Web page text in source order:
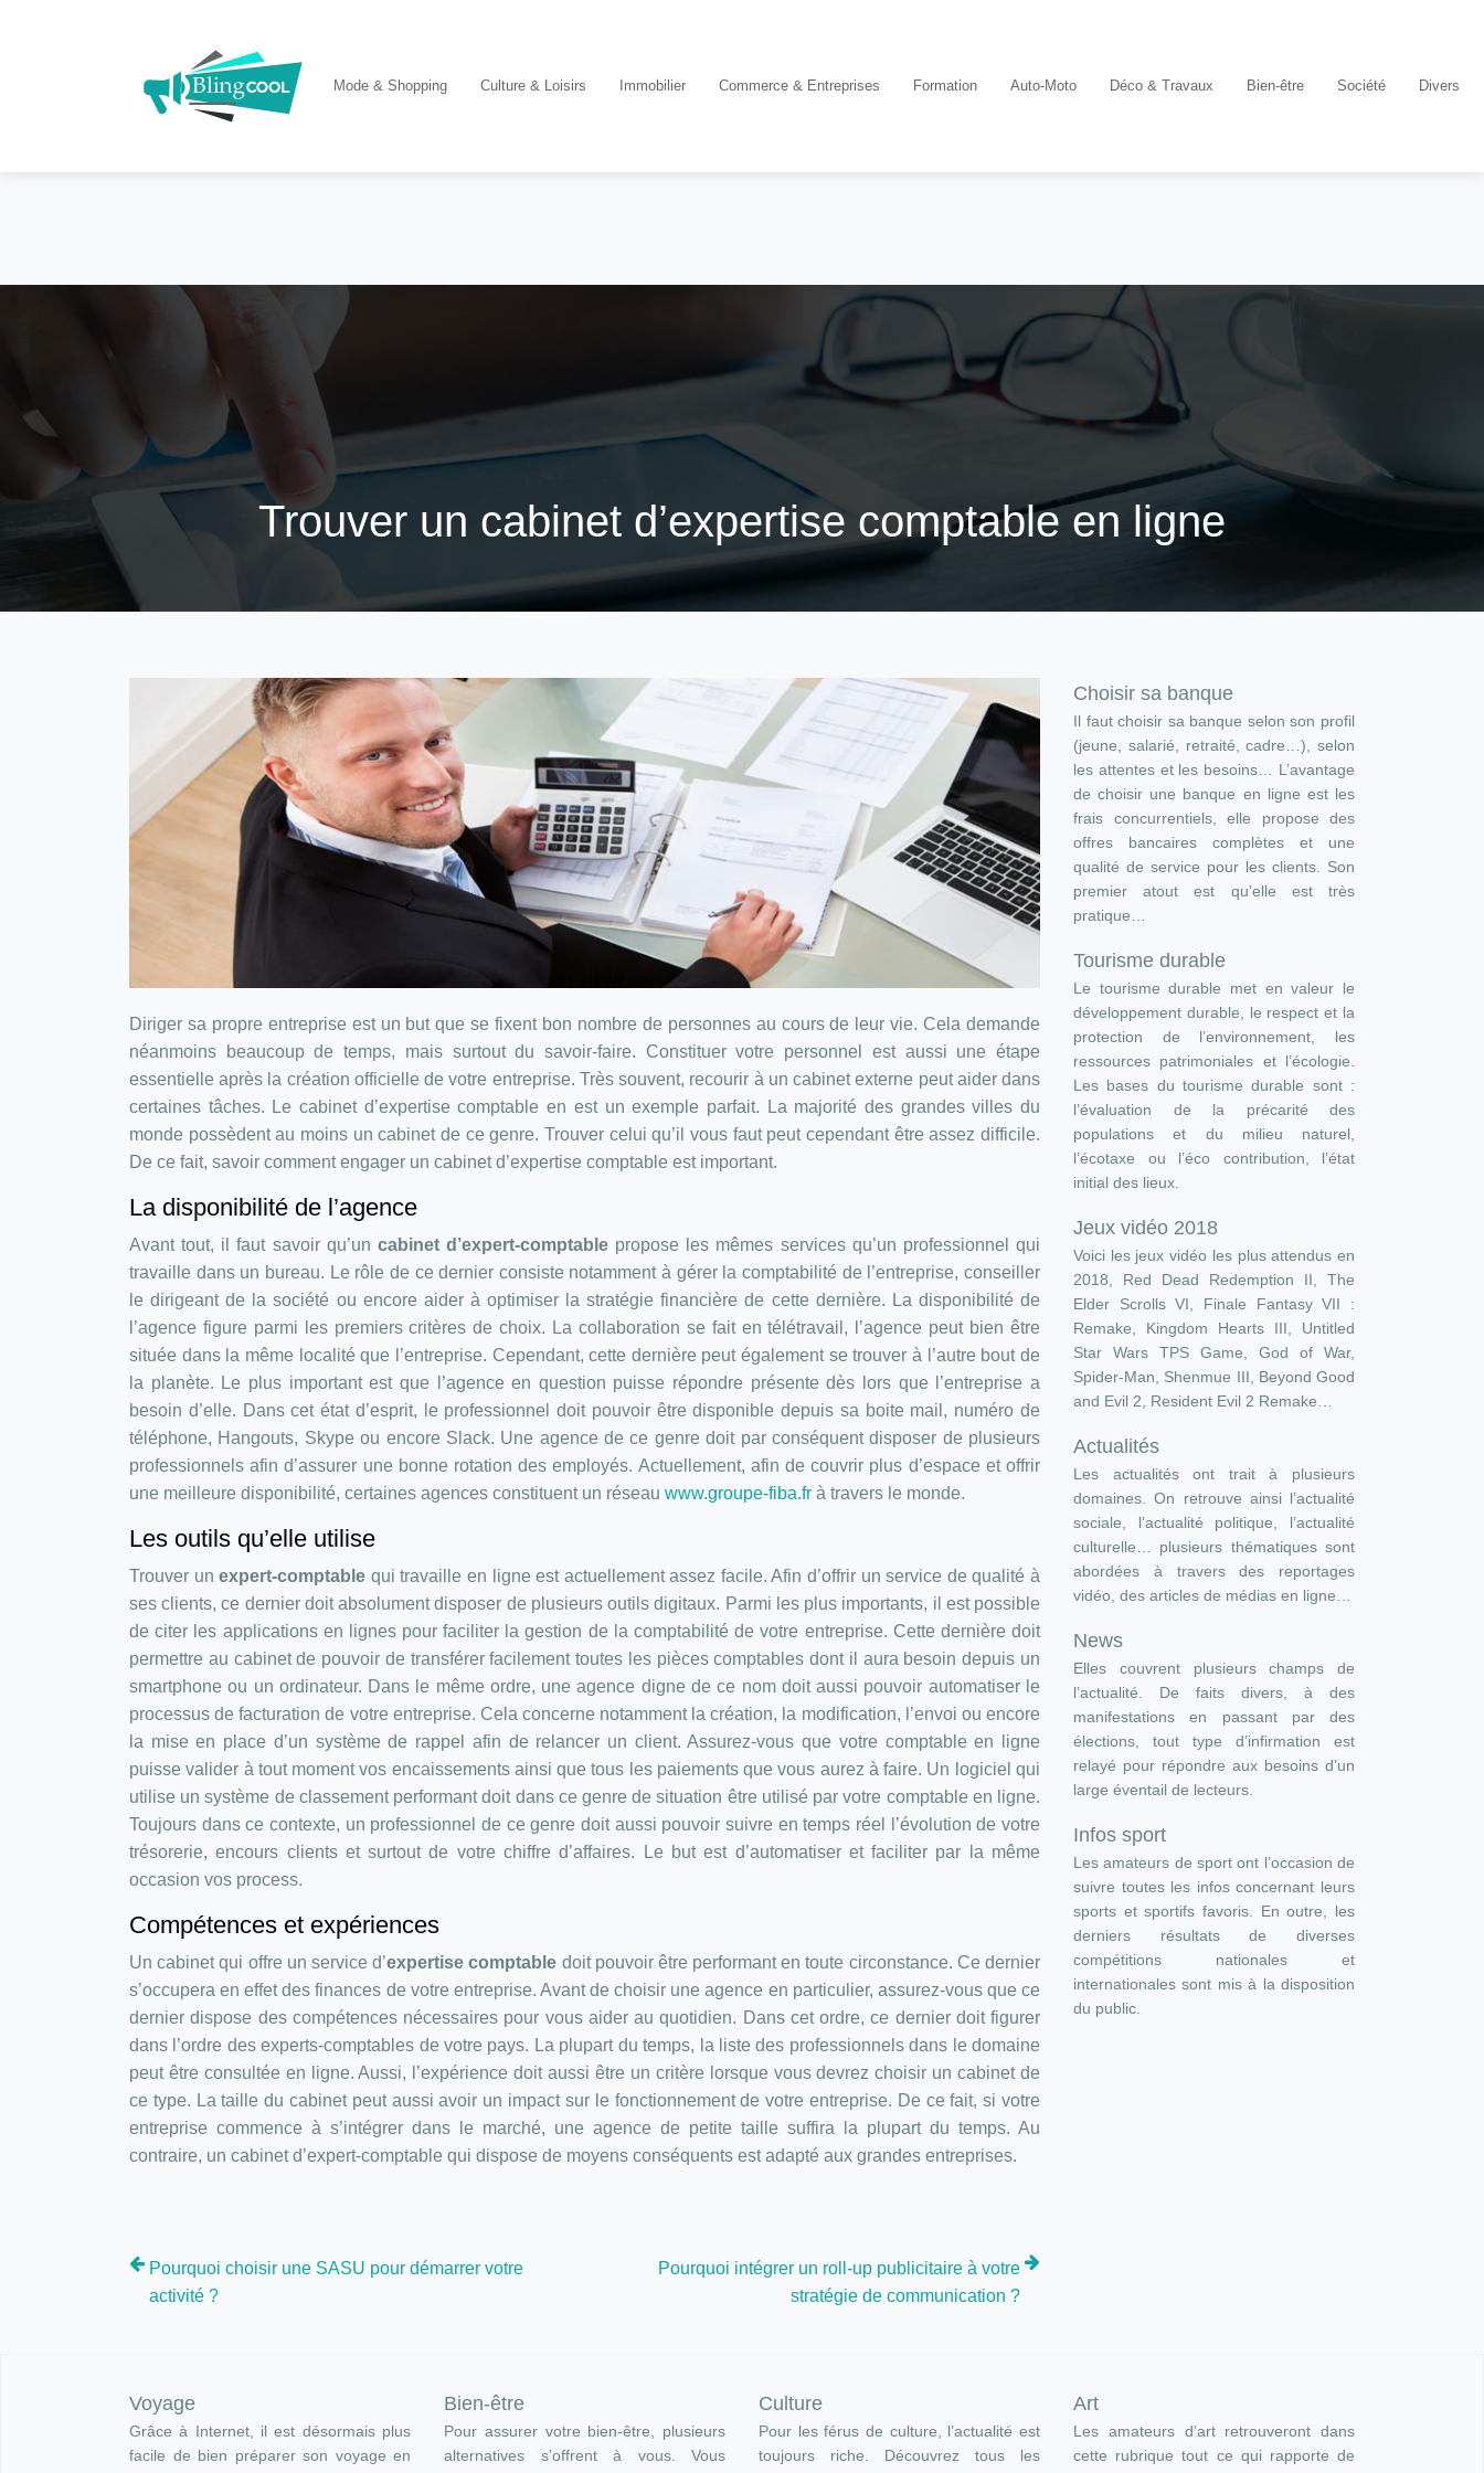
Mode & Shopping Culture & Loisirs Immobilier Commerce & Entreprises Formation Auto-Moto Déco & Travaux Bien-être Société Divers
Trouver un cabinet d’expertise comptable en ligne
Diriger sa propre entreprise est un but que se fixent bon nombre de personnes au cours de leur vie. Cela demande
néanmoins beaucoup de temps, mais surtout du savoir-faire. Constituer votre personnel est aussi une étape
essentielle après la création officielle de votre entreprise. Très souvent, recourir à un cabinet externe peut aider dans
certaines tâches. Le cabinet d’expertise comptable en est un exemple parfait. La majorité des grandes villes du
monde possèdent au moins un cabinet de ce genre. Trouver celui qu’il vous faut peut cependant être assez difficile.
De ce fait, savoir comment engager un cabinet d’expertise comptable est important.
La disponibilité de l’agence
Avant tout, il faut savoir qu’un cabinet d’expert-comptable propose les mêmes services qu’un professionnel qui
travaille dans un bureau. Le rôle de ce dernier consiste notamment à gérer la comptabilité de l’entreprise, conseiller
le dirigeant de la société ou encore aider à optimiser la stratégie financière de cette dernière. La disponibilité de
l’agence figure parmi les premiers critères de choix. La collaboration se fait en télétravail, l’agence peut bien être
située dans la même localité que l’entreprise. Cependant, cette dernière peut également se trouver à l’autre bout de
la planète. Le plus important est que l’agence en question puisse répondre présente dès lors que l’entreprise a
besoin d’elle. Dans cet état d’esprit, le professionnel doit pouvoir être disponible depuis sa boite mail, numéro de
téléphone, Hangouts, Skype ou encore Slack. Une agence de ce genre doit par conséquent disposer de plusieurs
professionnels afin d’assurer une bonne rotation des employés. Actuellement, afin de couvrir plus d’espace et offrir
une meilleure disponibilité, certaines agences constituent un réseau www.groupe-fiba.fr à travers le monde.
Les outils qu’elle utilise
Trouver unexpert-comptable qui travaille en ligne est actuellement assez facile. Afin d’offrir un service de qualité à
ses clients, ce dernier doit absolument disposer de plusieurs outils digitaux. Parmi les plus importants, il est possible
de citer les applications en lignes pour faciliter la gestion de la comptabilité de votre entreprise. Cette dernière doit
permettre au cabinet de pouvoir de transférer facilement toutes les pièces comptables dont il aura besoin depuis un
smartphone ou un ordinateur. Dans le même ordre, une agence digne de ce nom doit aussi pouvoir automatiser le
processus de facturation de votre entreprise. Cela concerne notamment la création, la modification, l’envoi ou encore
la mise en place d’un système de rappel afin de relancer un client. Assurez-vous que votre comptable en ligne
puisse valider à tout moment vos encaissements ainsi que tous les paiements que vous aurez à faire. Un logiciel qui
utilise un système de classement performant doit dans ce genre de situation être utilisé par votre comptable en ligne.
Toujours dans ce contexte, un professionnel de ce genre doit aussi pouvoir suivre en temps réel l’évolution de votre
trésorerie, encours clients et surtout de votre chiffre d’affaires. Le but est d’automatiser et faciliter par la même
occasion vos process.
Compétences et expériences
Un cabinet qui offre un service d’expertise comptable doit pouvoir être performant en toute circonstance. Ce dernier
s’occupera en effet des finances de votre entreprise. Avant de choisir une agence en particulier, assurez-vous que ce
dernier dispose des compétences nécessaires pour vous aider au quotidien. Dans cet ordre, ce dernier doit figurer
dans l’ordre des experts-comptables de votre pays. La plupart du temps, la liste des professionnels dans le domaine
peut être consultée en ligne. Aussi, l’expérience doit aussi être un critère lorsque vous devrez choisir un cabinet de
ce type. La taille du cabinet peut aussi avoir un impact sur le fonctionnement de votre entreprise. De ce fait, si votre
entreprise commence à s’intégrer dans le marché, une agence de petite taille suffira la plupart du temps. Au
contraire, un cabinet d’expert-comptable qui dispose de moyens conséquents est adapté aux grandes entreprises.
Pourquoi choisir une SASU pour démarrer votre
activité ?
Pourquoi intégrer un roll-up publicitaire à votre
stratégie de communication ?
Choisir sa banque
Il faut choisir sa banque selon son profil
(jeune, salarié, retraité, cadre…), selon
les attentes et les besoins… L’avantage
de choisir une banque en ligne est les
frais concurrentiels, elle propose des
offres bancaires complètes et une
qualité de service pour les clients. Son
premier atout est qu’elle est très
pratique…
Tourisme durable
Le tourisme durable met en valeur le
développement durable, le respect et la
protection de l’environnement, les
ressources patrimoniales et l’écologie.
Les bases du tourisme durable sont :
l’évaluation de la précarité des
populations et du milieu naturel,
l’écotaxe ou l’éco contribution, l’état
initial des lieux.
Jeux vidéo 2018
Voici les jeux vidéo les plus attendus en
2018, Red Dead Redemption II, The
Elder Scrolls VI, Finale Fantasy VII :
Remake, Kingdom Hearts III, Untitled
Star Wars TPS Game, God of War,
Spider-Man, Shenmue III, Beyond Good
and Evil 2, Resident Evil 2 Remake…
Actualités
Les actualités ont trait à plusieurs
domaines. On retrouve ainsi l’actualité
sociale, l’actualité politique, l’actualité
culturelle… plusieurs thématiques sont
abordées à travers des reportages
vidéo, des articles de médias en ligne…
News
Elles couvrent plusieurs champs de
l’actualité. De faits divers, à des
manifestations en passant par des
élections, tout type d’infirmation est
relayé pour répondre aux besoins d’un
large éventail de lecteurs.
Infos sport
Les amateurs de sport ont l’occasion de
suivre toutes les infos concernant leurs
sports et sportifs favoris. En outre, les
derniers résultats de diverses
compétitions nationales et
internationales sont mis à la disposition
du public.
Voyage
Grâce à Internet, il est désormais plus
facile de bien préparer son voyage en
Bien-être
Pour assurer votre bien-être, plusieurs
alternatives s’offrent à vous. Vous
Culture
Pour les férus de culture, l’actualité est
toujours riche. Découvrez tous les
Art
Les amateurs d’art retrouveront dans
cette rubrique tout ce qui rapporte de